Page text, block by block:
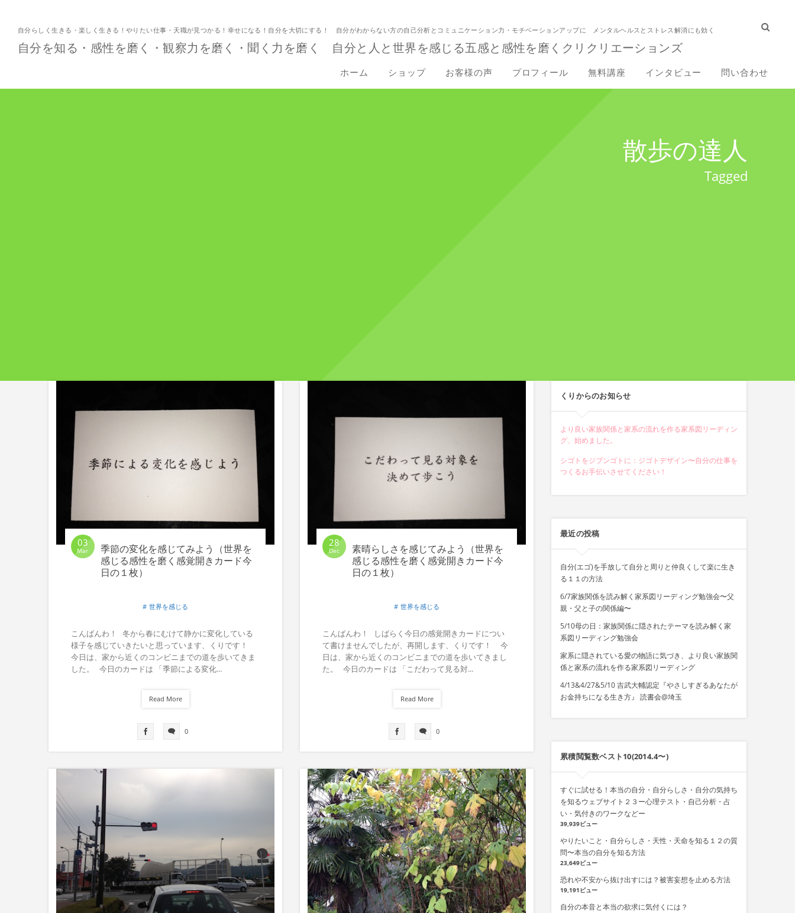
自分らしく生きる・楽しく生きる！やりたい仕事・天職が見つかる！幸せになる！自分を大切にする！ 自分がわからない方の自己分析とコミュニケーション力・モチベーションアップに メンタルヘルスとストレス解消にも効く
自分を知る・感性を磨く・観察力を磨く・聞く力を磨く 自分と人と世界を感じる五感と感性を磨くクリクリエーションズ
ホーム ショップ お客様の声 プロフィール 無料講座 インタビュー 問い合わせ
散歩の達人
Tagged
03
Mar
季節の変化を感じてみよう（世界を
感じる感性を磨く感覚開きカード今
日の１枚）
世界を感じる
こんばんわ！ 冬から春にむけて静かに変化している
様子を感じていきたいと思っています、くりです！
今日は、家から近くのコンビニまでの道を歩いてきま
した。 今日のカードは 「季節による変化...
Read More
0
28
Dec
素晴らしさを感じてみよう（世界を
感じる感性を磨く感覚開きカード今
日の１枚）
世界を感じる
こんばんわ！ しばらく今日の感覚開きカードについ
て書けませんでしたが、再開します、くりです！ 今
日は、家から近くのコンビニまでの道を歩いてきまし
た。 今日のカードは 「こだわって見る対...
Read More
0
くりからのお知らせ
より良い家族関係と家系の流れを作る家系図リーディン
グ、始めました。
シゴトをジブンゴトに：ジゴトデザイン〜自分の仕事を
つくるお手伝いさせてください！
最近の投稿
自分(エゴ)を手放して自分と周りと仲良くして楽に生き
る１１の方法
6/7家族関係を読み解く家系図リーディング勉強会〜父
親・父と子の関係編〜
5/10母の日：家族関係に隠されたテーマを読み解く家
系図リーディング勉強会
家系に隠されている愛の物語に気づき、より良い家族関
係と家系の流れを作る家系図リーディング
4/13&4/27&5/10 吉武大輔認定『やさしすぎるあなたが
お金持ちになる生き方』 読書会@埼玉
累積閲覧数ベスト10(2014.4〜)
すぐに試せる！本当の自分・自分らしさ・自分の気持ち
を知るウェブサイト２３ー心理テスト・自己分析・占
い・気付きのワークなどー
39,939ビュー
やりたいこと・自分らしさ・天性・天命を知る１２の質
問〜本当の自分を知る方法
23,649ビュー
恐れや不安から抜け出すには？被害妄想を止める方法
19,191ビュー
自分の本音と本当の欲求に気付くには？